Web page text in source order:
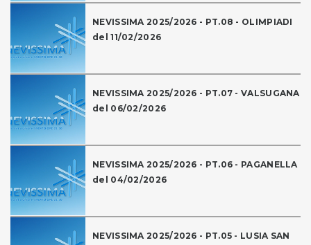
NEVISSIMA 2025/2026 - PT.08 - OLIMPIADI
del 11/02/2026
NEVISSIMA 2025/2026 - PT.07 - VALSUGANA
del 06/02/2026
NEVISSIMA 2025/2026 - PT.06 - PAGANELLA
del 04/02/2026
NEVISSIMA 2025/2026 - PT.05 - LUSIA SAN